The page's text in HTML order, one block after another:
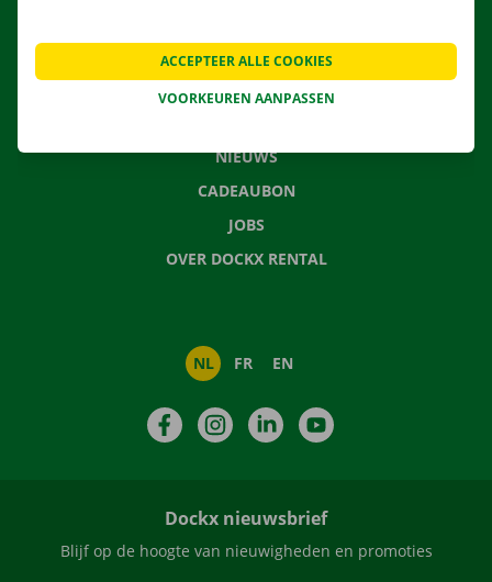
CONTACTEER ONS
NIEUWS
CADEAUBON
JOBS
OVER DOCKX RENTAL
NL FR EN
FacebookInstagramLinkedIn
Dockx nieuwsbrief
Blijf op de hoogte van nieuwigheden en promoties
VOORKEUREN AANPASSEN
ACCEPTEER ALLE COOKIES